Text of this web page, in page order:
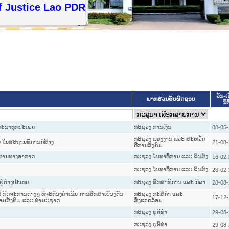
Lao PDR
ພາກສ່ວນຮັບຜິດຊອບ
ວັນ-
ນິ
ນາທຸກປະເພດ ກະຊວງ ການເງິນ 08-
ນສະຖານທີ່ການກໍ່ສ້າງ
ກະຊວງ ແຮງງານ ແລະ ສະຫວັດ
ດີການສັງຄົມ
21-
ນທາງອາກາດ ກະຊວງ ໂຍທາທິການ ແລະ ຂົນສົ່ງ
16-
ກະຊວງ ໂຍທາທິການ ແລະ ຂົນສົ່ງ
23-
າງປະເທດ
ກະຊວງ ສຶກສາທິການ ແລະ ກິລາ
28-
ຈະການຕ່າງໆ ທີ່ຈະຕ້ອງດຳເນີນ ການສຶກສາເບື້ອງຕົ້ນ
ມສັງຄົມ ແລະ ທຳມະຊາດ
ກະຊວງ ກະສິກຳ ແລະ
ສິ່ງແວດລ້ອມ
17-
ກະຊວງ ຍຸຕິທໍາ
29-
ກະຊວງ ຍຸຕິທໍາ
29-